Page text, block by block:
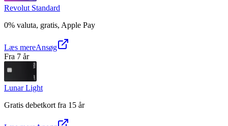
Revolut Standard
0% valuta, gratis, Apple Pay
Læs mereAnsøg
Fra 7 år
Lunar Light
Gratis debetkort fra 15 år